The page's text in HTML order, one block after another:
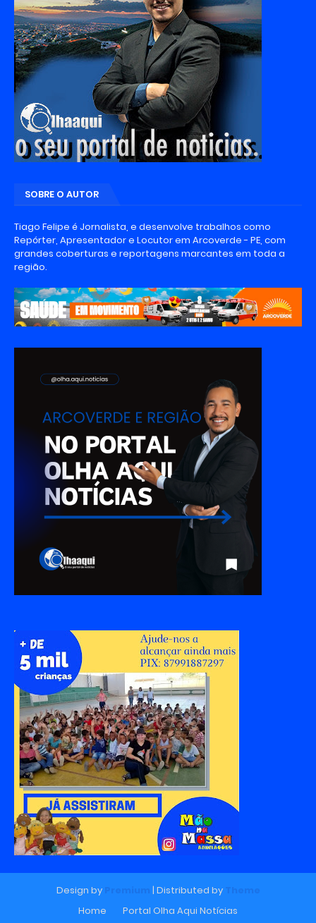
SOBRE O AUTOR
Tiago Felipe é Jornalista, e desenvolve trabalhos como
Repórter, Apresentador e Locutor em Arcoverde - PE, com
grandes coberturas e reportagens marcantes em toda a
região.
Design by | Distributed by
Home
Portal Olha Aqui Notícias